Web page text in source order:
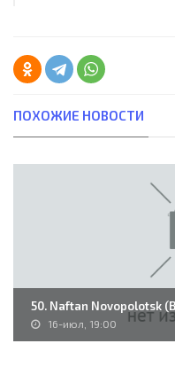
ПОХОЖИЕ НОВОСТИ
50. Naftan Novopolotsk
16-июл, 19:00